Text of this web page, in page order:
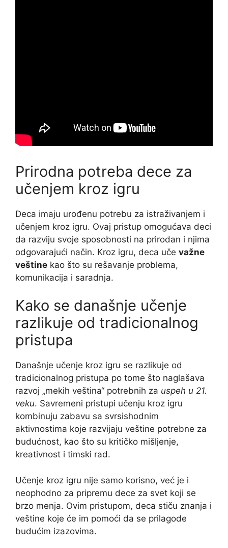
Prirodna potreba dece za
učenjem kroz igru
Deca imaju urođenu potrebu za istraživanjem i
učenjem kroz igru. Ovaj pristup omogućava deci
da razviju svoje sposobnosti na prirodan i njima
odgovarajući način. Kroz igru, deca uče važne
veštine kao što su rešavanje problema,
komunikacija i saradnja.
Kako se današnje učenje
razlikuje od tradicionalnog
pristupa
Današnje učenje kroz igru se razlikuje od
tradicionalnog pristupa po tome što naglašava
razvoj „mekih veština“ potrebnih za uspeh u 21.
veku. Savremeni pristupi učenju kroz igru
kombinuju zabavu sa svrsishodnim
aktivnostima koje razvijaju veštine potrebne za
budućnost, kao što su kritičko mišljenje,
kreativnost i timski rad.
Učenje kroz igru nije samo korisno, već je i
neophodno za pripremu dece za svet koji se
brzo menja. Ovim pristupom, deca stiču znanja i
veštine koje će im pomoći da se prilagode
budućim izazovima.